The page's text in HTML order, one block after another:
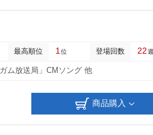
e
最高順位 1 位 登場回数 22週
ム放送局」CMソング 他
商品購入